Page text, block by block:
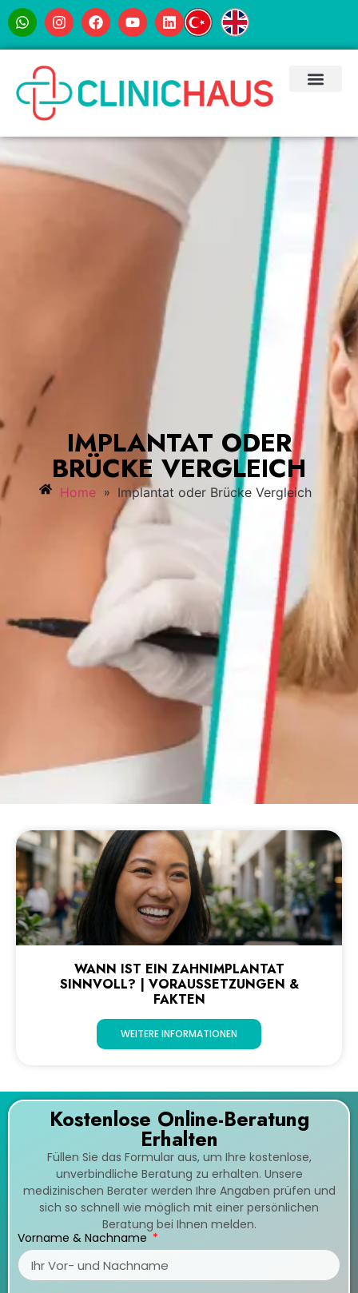
IMPLANTAT ODER
BRÜCKE VERGLEICH
Home » Implantat oder Brücke Vergleich
WANN IST EIN ZAHNIMPLANTAT
SINNVOLL? | VORAUSSETZUNGEN &
FAKTEN
WEITERE INFORMATIONEN
Kostenlose Online-Beratung
Erhalten
Füllen Sie das Formular aus, um Ihre kostenlose,
unverbindliche Beratung zu erhalten. Unsere
medizinischen Berater werden Ihre Angaben prüfen und
sich so schnell wie möglich mit einer persönlichen
Beratung bei Ihnen melden.
Vorname & Nachname